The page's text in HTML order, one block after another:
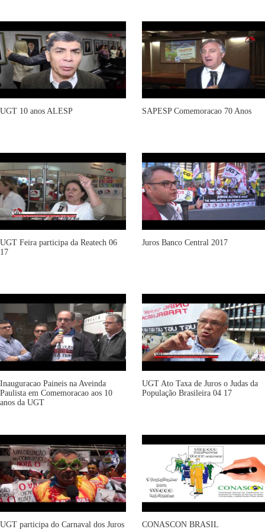
UGT 10 anos ALESP SAPESP Comemoracao 70 Anos
UGT Feira participa da Reatech 06
17
Juros Banco Central 2017
Inauguracao Paineis na Aveinda
Paulista em Comemoracao aos 10
anos da UGT
UGT Ato Taxa de Juros o Judas da
População Brasileira 04 17
UGT participa do Carnaval dos Juros
CONASCON BRASIL